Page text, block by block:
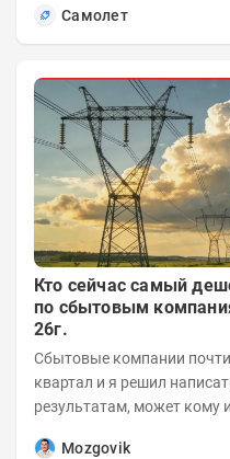
Самолет
Кто сейчас самый
по сбытовым
26г.
Сбытовые компании
квартал и я решил
результатам, может кому
Mozgovik